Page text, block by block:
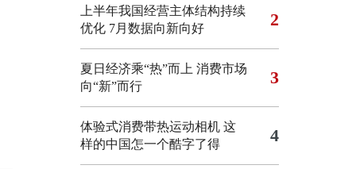
上半年我国经营主体结构持续
优化 7月数据向新向好 2
夏日经济乘“热”而上 消费市场
向“新”而行
3
体验式消费带热运动相机 这
样的中国怎一个酷字了得
4